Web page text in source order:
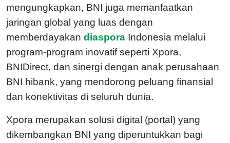
mengungkapkan, BNI juga memanfaatkan
jaringan global yang luas dengan
memberdayakan diaspora Indonesia melalui
program-program inovatif seperti Xpora,
BNIDirect, dan sinergi dengan anak perusahaan
BNI hibank, yang mendorong peluang finansial
dan konektivitas di seluruh dunia.
Xpora merupakan solusi digital (portal) yang
dikembangkan BNI yang diperuntukkan bagi